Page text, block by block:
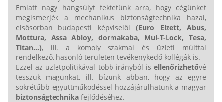
Emiatt nagy hangsúlyt fektetünk arra, hogy cégünket
megismerjék a mechanikus biztonságtechnika hazai,
elsősorban budapesti képviselői(Euro Elzett,Abus,
Mottura, Assa Abloy, dormakaba, Mul-T-Lock, Tesa,
Titan...), ill. a komoly szakmai és üzleti múlttal
rendelkező, hasonló területen tevékenykedő kollégák is.
Ezzel az üzletpolitikával több irányból is ellenőrizhetővé
tesszük magunkat, ill. bízunk abban, hogy az egyre
sokrétűbb együttműködéssel hozzájárulhatunk a magyar
biztonságtechnika fejlődéséhez.